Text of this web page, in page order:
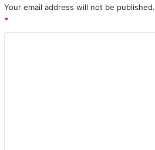
Your email address will not be published.
*